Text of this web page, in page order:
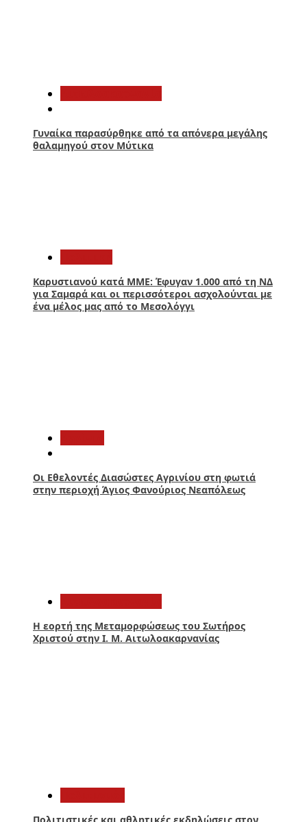
Γυναίκα παρασύρθηκε από τα απόνερα μεγάλης
θαλαμηγού στον Μύτικα
Καρυστιανού κατά ΜΜΕ: Έφυγαν 1.000 από τη ΝΔ
για Σαμαρά και οι περισσότεροι ασχολούνται με
ένα μέλος μας από το Μεσολόγγι
Οι Εθελοντές Διασώστες Αγρινίου στη φωτιά
στην περιοχή Άγιος Φανούριος Νεαπόλεως
Η εορτή της Μεταμορφώσεως του Σωτήρος
Χριστού στην Ι. Μ. Αιτωλοακαρνανίας